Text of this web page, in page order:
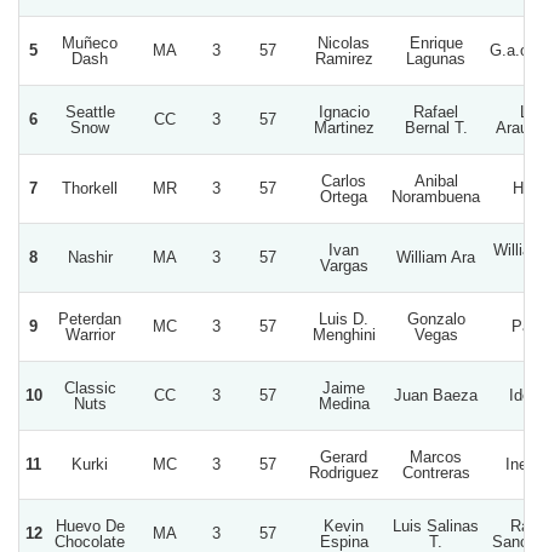
5
Muñeco
Dash
MA 3 57
Nicolas
Ramirez
Enrique
Lagunas
6
Seattle
Snow
CC 3 57
Ignacio
Martinez
Rafael
Bernal T.
7 Thorkell MR 3 57
Carlos
Ortega
Anibal
Norambuena
8 Nashir MA 3 57
Ivan
Vargas
William Ara
9
Peterdan
Warrior
MC 3 57
Luis D.
Menghini
Gonzalo
Vegas
10
Classic
Nuts
CC 3 57
Jaime
Medina
Juan Baeza
11 Kurki MC 3 57
Gerard
Rodriguez
Marcos
Contreras
12
Huevo De
Chocolate
MA 3 57
Kevin
Espina
Luis Salinas
T.